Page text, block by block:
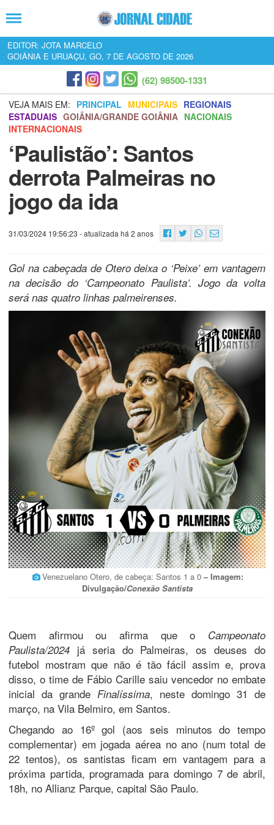
EDITOR: JOTA MARCELO
GOIÂNIA E URUAÇU, GO, 7 DE AGOSTO DE 2026
(62) 98500-1331
VEJA MAIS EM: PRINCIPAL MUNICIPAIS REGIONAIS
ESTADUAIS GOIÂNIA/GRANDE GOIÂNIA NACIONAIS
INTERNACIONAIS
‘Paulistão’: Santos
derrota Palmeiras no
jogo da ida
31/03/2024 19:56:23 - atualizada há 2 anos
Gol na cabeçada de Otero deixa o ‘Peixe’ em vantagem
na decisão do ‘Campeonato Paulista’. Jogo da volta
será nas quatro linhas palmeirenses.
Venezuelano Otero, de cabeça: Santos 1 a 0 – Imagem:
Divulgação/Conexão Santista
Quem afirmou ou afirma que o Campeonato
Paulista/2024 já seria do Palmeiras, os deuses do
futebol mostram que não é tão fácil assim e, prova
disso, o time de Fábio Carille saiu vencedor no embate
inicial da grande Finalíssima, neste domingo 31 de
março, na Vila Belmiro, em Santos.
Chegando ao 16º gol (aos seis minutos do tempo
complementar) em jogada aérea no ano (num total de
22 tentos), os santistas ficam em vantagem para a
próxima partida, programada para domingo 7 de abril,
18h, no Allianz Parque, capital São Paulo.